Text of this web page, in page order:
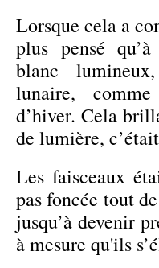
Lorsque cela a
plus pensé
blanc
lunaire,
d’hiver. Cela
de lumière,
Les faisceaux
pas foncée tout
jusqu’à devenir
à mesure qu'ils